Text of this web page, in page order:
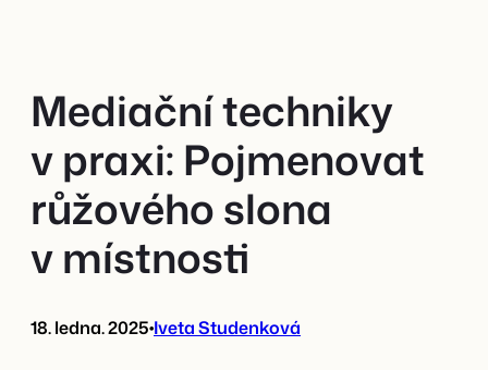
Mediační techniky
v praxi: Pojmenovat
růžového slona
v místnosti
18. ledna. 2025•Iveta Studenková